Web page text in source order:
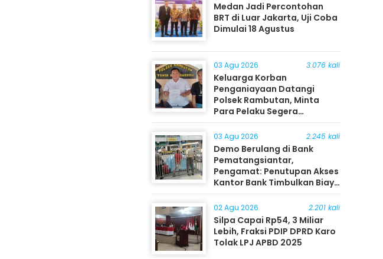
Medan Jadi Percontohan
BRT di Luar Jakarta, Uji Coba
Dimulai 18 Agustus
03 Agu 2026 3.076 kali
Keluarga Korban
Penganiayaan Datangi
Polsek Rambutan, Minta
Para Pelaku Segera
Ditangkap
03 Agu 2026 2.245 kali
Demo Berulang di Bank
Pematangsiantar,
Pengamat: Penutupan Akses
Kantor Bank Timbulkan Biaya
Ekonomi bagi Masyarakat
02 Agu 2026 2.201 kali
Silpa Capai Rp54, 3 Miliar
Lebih, Fraksi PDIP DPRD Karo
Tolak LPJ APBD 2025